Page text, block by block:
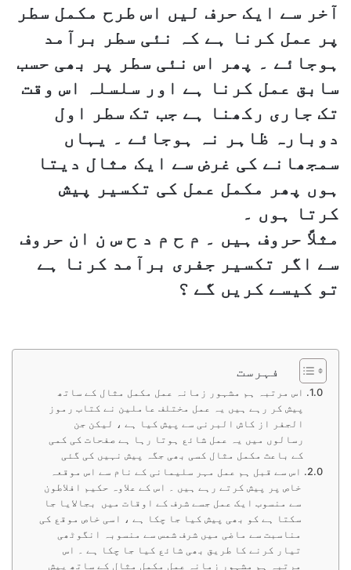
آخر سے ایک حرف لیں اس طرح مکمل سطر
پر عمل کرنا ہے کہ نئی سطر برآمد
ہوجائے ۔ پھر اس نئی سطر پر بھی حسب
سابق عمل کرنا ہے اور سلسلہ اس وقت
تک جاری رکھنا ہے جب تک سطر اول
دوبارہ ظاہر نہ ہوجائے ۔ یہاں
سمجھانے کی غرض سے ایک مثال دیتا
ہوں پھر مکمل عمل کی تکسیر پیش
کرتا ہوں ۔
مثلاً حروف ہیں ۔ م ح م د ح س ن ان حروف
سے اگر تکسیر جفری برآمد کرنا ہے
تو کیسے کریں گے ؟
فہرست
اس مرتبہ ہم مشہور زمانہ عمل مکمل مثال کے ساتھ
پیش کر رہے ہیں یہ عمل مختلف عاملین نے کتاب رموز
الجفر از کاش البرنی سے پیش کیا ہے ، لیکن جن
رسالوں میں یہ عمل شائع ہوتا رہا ہے صفحات کی کمی
کے باعث مکمل مثال کسی بھی جگہ پیش نہیں کی گئی
اس سے قبل ہم عمل مہر سلیمانی کے نام سے اس موقعہ
خاص پر پیش کرتے رہے ہیں ۔ اس کے علاوہ حکیم افلاطون
سے منسوب ایک عمل جسے شرف کے اوقات میں بجالایا جا
سکتا ہے کو بھی پیش کیا جا چکا ہے ، اسی خاص موقع کی
مناسبت سے ماضی میں شرف شمس سے منسوبہ انگوٹھی
تیار کرنے کا طریق بھی شائع کیا جا چکا ہے ۔ اس
مرتبہ ہم مشہور زمانہ عمل مکمل مثال کے ساتھ پیش